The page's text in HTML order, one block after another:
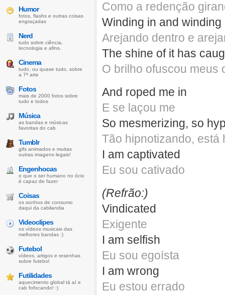
Como a redenção
Winding in and winding
Arejando dentro e
The shine of it has
O brilho ofuscou meus
And roped me in
E se laçou me
So mesmerizing, so
Tão hipnotizando, está
I am captivated
Eu sou cativado
(Refrão:)
Vindicated
Exigente
I am selfish
Eu sou egoísta
I am wrong
Eu estou errado
Humor
fotos, flashs e outras coisas
engraçadas
Nerd
tudo sobre ciência,
tecnologia e afins.
Cinema
tudo, ou quase tudo, sobre
a 7ª arte
Fotos
mais de 2000 fotos sobre
tudo e todos
Música
as bandas e músicas
favoritas do cab
Tumblr
gifs animados e muitas
outras imagens legais!
Engenhocas
o que o ser humano no ócio
é capaz de fazer
Coisas
os sonhos de consumo
daqui da cabilandia
Videoclipes
os vídeos musicais das
melhores bandas :)
Futebol
vídeos, artigos e resenhas
sobre futebol
Futilidades
aquecimento global tá aí e
cab fofocando! :)